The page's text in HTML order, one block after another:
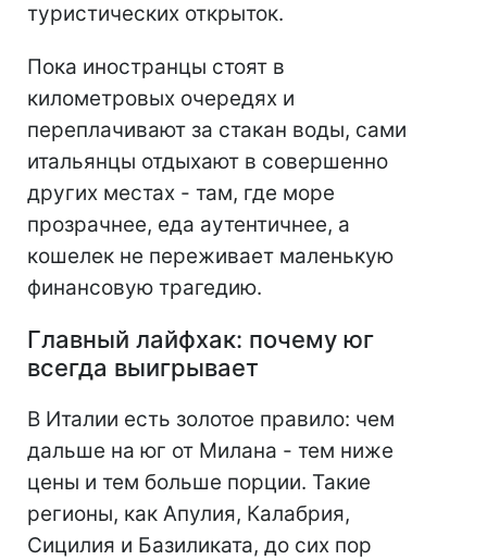
туристических открыток.
Пока иностранцы стоят в
километровых очередях и
переплачивают за стакан воды, сами
итальянцы отдыхают в совершенно
других местах - там, где море
прозрачнее, еда аутентичнее, а
кошелек не переживает маленькую
финансовую трагедию.
Главный лайфхак: почему юг
всегда выигрывает
В Италии есть золотое правило: чем
дальше на юг от Милана - тем ниже
цены и тем больше порции. Такие
регионы, как Апулия, Калабрия,
Сицилия и Базиликата, до сих пор